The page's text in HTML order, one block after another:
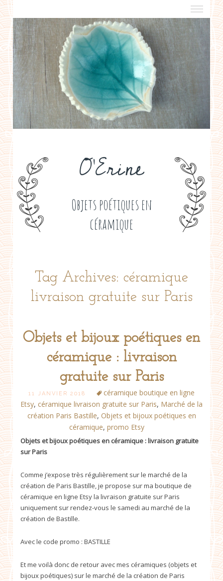
O'Erine
Objets poétiques en
céramique
a propos
boutiques de créateurs
contact
politique de confidentialité
Tag Archives: céramique
livraison gratuite sur Paris
Objets et bijoux poétiques en
céramique : livraison
gratuite sur Paris
11 JANVIER 2018
céramique boutique en ligne
Etsy, céramique livraison gratuite sur Paris, Marché de la
création Paris Bastille, Objets et bijoux poétiques en
céramique, promo Etsy
Objets et bijoux poétiques en céramique : livraison gratuite
sur Paris
Comme j’expose très régulièrement sur le marché de la
création de Paris Bastille, je propose sur ma boutique de
céramique en ligne Etsy la livraison gratuite sur Paris
uniquement sur rendez-vous le samedi au marché de la
création de Bastille.
Avec le code promo : BASTILLE
Et me voilà donc de retour avec mes céramiques (objets et
bijoux poétiques) sur le marché de la création de Paris